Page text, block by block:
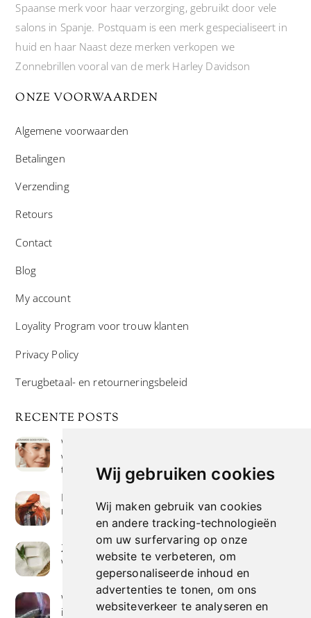
Wij gebruiken cookies
Wij maken gebruik van cookies
en andere tracking-technologieën
om uw surfervaring op onze
website te verbeteren, om
gepersonaliseerde inhoud en
advertenties te tonen, om ons
websiteverkeer te analyseren en
Spaanse merk voor haar verzorging, gebruikt door vele
salons in Spanje. Postquam is een merk gespecialiseert in
huid en haar Naast deze merken verkopen we
Zonnebrillen vooral van de merk Harley Davidson
ONZE VOORWAARDEN
Algemene voorwaarden
Betalingen
Verzending
Retours
Contact
Blog
My account
Loyality Program voor trouw klanten
Privacy Policy
Terugbetaal- en retourneringsbeleid
RECENTE POSTS
Wat is niacinamide? Voordelen, toepassingen en
waarom het overal in huidverzorgingsproducten
te vinden is
Hoe verf je haar op de meest natuurlijke manier
met henna kleuring
Zeep met een hoog vetgehalte: mythe of
werkelijkheid?
Wierook betekenis geven : geurende avonturen
in je huis